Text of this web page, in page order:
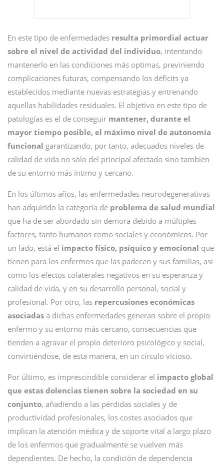
En este tipo de enfermedades resulta primordial actuar
sobre el nivel de actividad del individuo, intentando
mantenerlo en las condiciones más optimas, previniendo
complicaciones futuras, compensando los déficits ya
establecidos mediante nuevas estrategias y entrenando
aquellas habilidades residuales. El objetivo en este tipo de
patologías es el de conseguir mantener, durante el
mayor tiempo posible, el máximo nivel de autonomía
funcional garantizando, por tanto, adecuados niveles de
calidad de vida no sólo del principal afectado sino también
de su entorno más íntimo y cercano.
En los últimos años, las enfermedades neurodegenerativas
han adquirido la categoría de problema de salud mundial
que ha de ser abordado sin demora debido a múltiples
factores, tanto humanos como sociales y económicos. Por
un lado, está el impacto físico, psíquico y emocional que
tienen para los enfermos que las padecen y sus familias, así
como los efectos colaterales negativos en su esperanza y
calidad de vida, y en su desarrollo personal, social y
profesional. Por otro, las repercusiones económicas
asociadas a dichas enfermedades generan sobre el propio
enfermo y su entorno más cercano, consecuencias que
tienden a agravar el propio deterioro psicológico y social,
convirtiéndose, de esta manera, en un círculo vicioso.
Por último, es imprescindible considerar el impacto global
que estas dolencias tienen sobre la sociedad en su
conjunto, añadiendo a las pérdidas sociales y de
productividad profesionales, los costes asociados que
implican la atención médica y de soporte vital a largo plazo
de los enfermos que gradualmente se vuelven más
dependientes. De hecho, la condición de dependencia